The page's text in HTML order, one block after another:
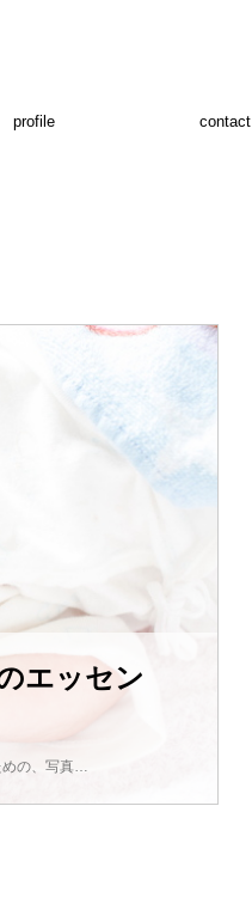
profile contact
エッセン
めの、写真…